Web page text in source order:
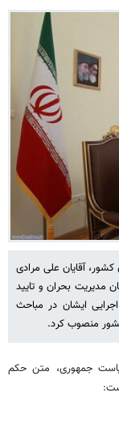
آقایان علی مرادی
مدیریت بحران و تایید
ایشان در مباحث
منصوب کرد.
جمهوری، متن حکم